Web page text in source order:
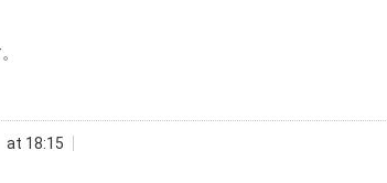
at 18:15